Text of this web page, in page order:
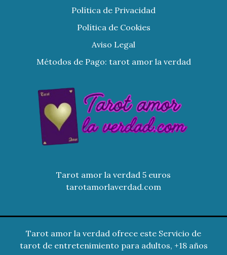
Política de Privacidad
Política de Cookies
Aviso Legal
Métodos de Pago: tarot amor la verdad
Tarot amor la verdad 5 euros
tarotamorlaverdad.com
Tarot amor la verdad ofrece este Servicio de
tarot de entretenimiento para adultos, +18 años